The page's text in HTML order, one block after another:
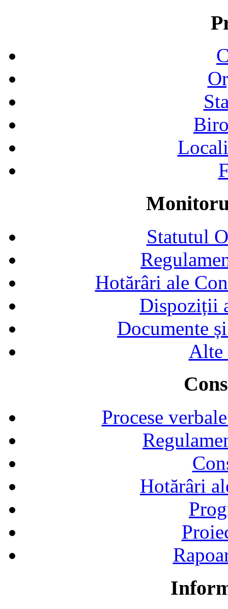
Statutul
Hotărâri ale
Dispoziții
Documente
Alte
Procese
Hotărâri